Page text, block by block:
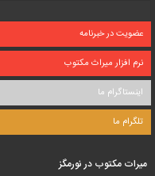
عضویت در خبرنامه
نرم افزار میراث مکتوب
اینستاگرام ما
تلگرام ما
میرات مکتوب در نورمگز